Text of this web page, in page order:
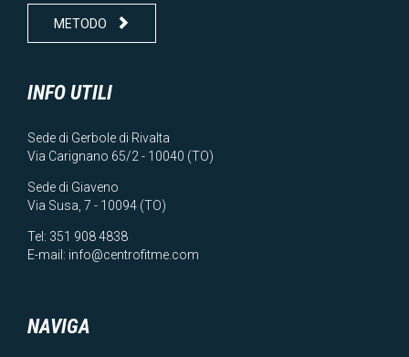
METODO 
INFO UTILI
Sede di Gerbole di Rivalta
Via Carignano 65/2 - 10040 (TO)
Sede di Giaveno
Via Susa, 7 - 10094 (TO)
Tel: 351 908 4838
E-mail: info@centrofitme.com
NAVIGA